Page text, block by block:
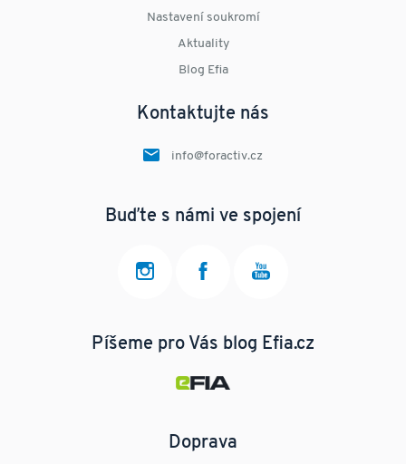
Nastavení soukromí
Aktuality
Blog Efia
Kontaktujte nás
info@foractiv.cz
Buďte s námi ve spojení
Píšeme pro Vás blog Efia.cz
Doprava